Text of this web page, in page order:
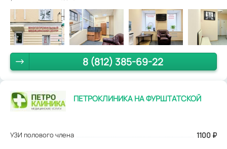
8 (812) 385-69-22
ПЕТРОКЛИНИКА НА ФУРШТАТСКОЙ
УЗИ полового члена 1100 ₽